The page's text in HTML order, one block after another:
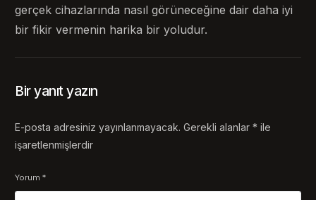
gerçek cihazlarında nasıl görüneceğine dair daha iyi
bir fikir vermenin harika bir yoludur.
Bir yanıt yazın
E-posta adresiniz yayınlanmayacak. Gerekli alanlar* ile
işaretlenmişlerdir
Yorum*